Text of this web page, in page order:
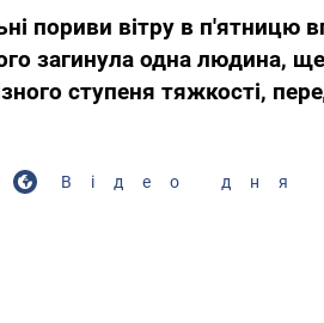
пориви вітру в п'ятницю
загинула одна людина,
ступеня тяжкості,
Відео дня